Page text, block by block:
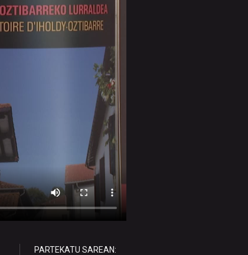
PARTEKATU SAREAN: